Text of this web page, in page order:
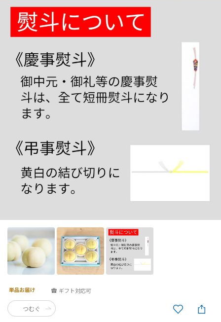
ギフト対応可
つむぐ